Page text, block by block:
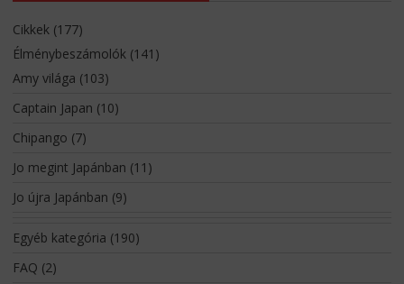
Cikkek(177)
Élménybeszámolók(141)
Amy világa (103)
Captain Japan (10)
Chipango (7)
Jo megint Japánban (11)
Jo újra Japánban (9)
Egyéb kategória (190)
FAQ (2)